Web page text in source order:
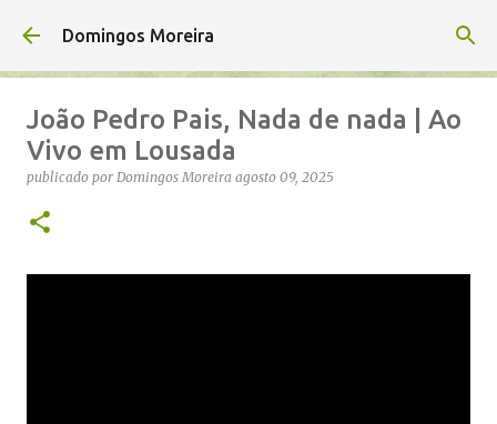
Avançar para o conteúdo principal
Domingos Moreira
João Pedro Pais, Nada de nada | Ao
Vivo em Lousada
publicado por Domingos Moreira agosto 09, 2025